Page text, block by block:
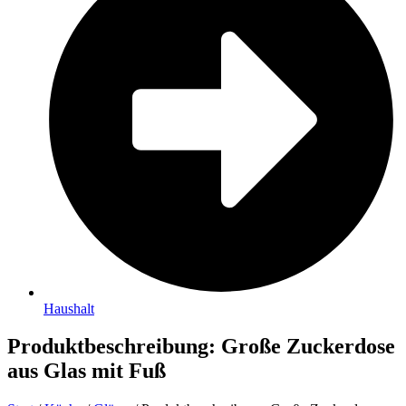
Haushalt
Produktbeschreibung: Große Zuckerdose
aus Glas mit Fuß